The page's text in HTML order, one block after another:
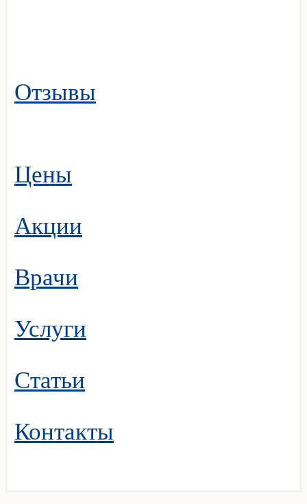
Отзывы
Цены
Акции
Врачи
Услуги
Статьи
Контакты